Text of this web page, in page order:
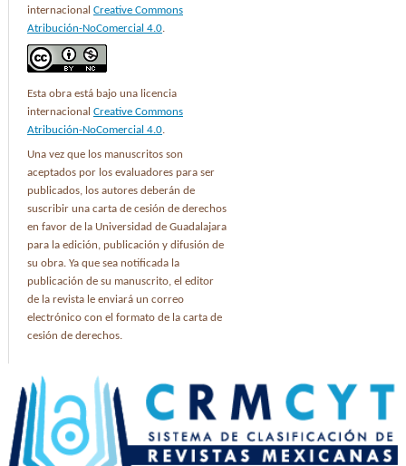
internacional Creative Commons
Atribución-NoComercial 4.0.
Esta obra está bajo una licencia
internacional Creative Commons
Atribución-NoComercial 4.0.
Una vez que los manuscritos son
aceptados por los evaluadores para ser
publicados, los autores deberán de
suscribir una carta de cesión de derechos
en favor de la Universidad de Guadalajara
para la edición, publicación y difusión de
su obra. Ya que sea notificada la
publicación de su manuscrito, el editor
de la revista le enviará un correo
electrónico con el formato de la carta de
cesión de derechos.